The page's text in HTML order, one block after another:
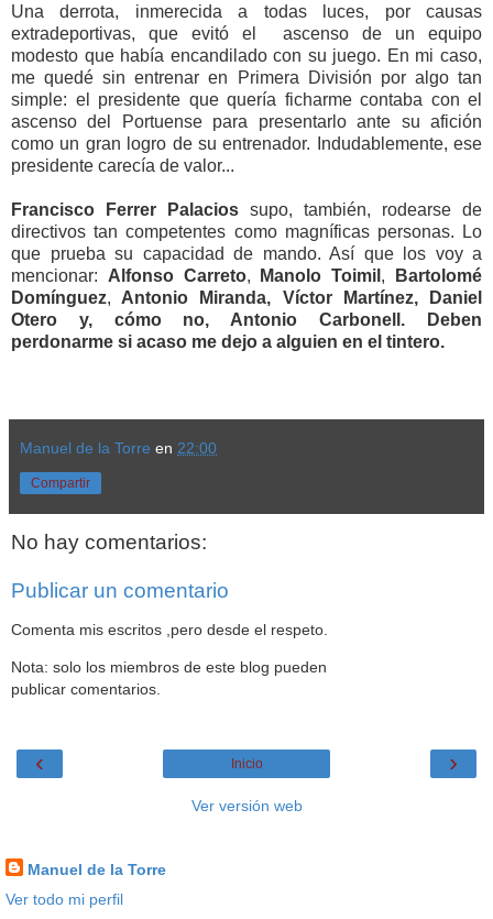
Una derrota, inmerecida a todas luces, por causas
extradeportivas, que evitó el ascenso de un equipo
modesto que había encandilado con su juego. En mi caso,
me quedé sin entrenar en Primera División por algo tan
simple: el presidente que quería ficharme contaba con el
ascenso del Portuense para presentarlo ante su afición
como un gran logro de su entrenador. Indudablemente, ese
presidente carecía de valor...
Francisco Ferrer Palacios supo, también, rodearse de
directivos tan competentes como magníficas personas. Lo
que prueba su capacidad de mando. Así que los voy a
mencionar: Alfonso Carreto, Manolo Toimil ,
Bartolomé
Domínguez, Antonio Miranda, Víctor Martínez, Daniel
Otero y, cómo no, Antonio Carbonell. Deben
perdonarme si acaso me dejo a alguien en el tintero.
Manuel de la Torre en 22:00
Compartir
No hay comentarios:
Publicar un comentario
Comenta mis escritos ,pero desde el respeto.
Nota: solo los miembros de este blog pueden
publicar comentarios.
‹ ›
Inicio
Ver versión web
Manuel de la Torre
Ver todo mi perfil